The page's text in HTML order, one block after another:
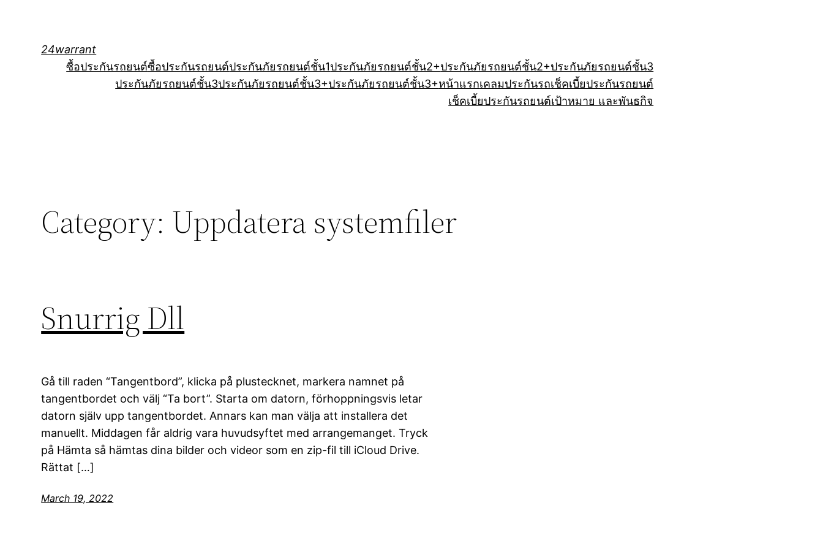
24warrant
ซื้อประกันรถยนต์ซื้อประกันรถยนต์ประกันภัยรถยนต์ชั้น1ประกันภัยรถยนต์ชั้น2+ประกันภัยรถยนต์ชั้น2+ประกันภัยรถยนต์ชั้น3
ประกันภัยรถยนต์ชั้น3ประกันภัยรถยนต์ชั้น3+ประกันภัยรถยนต์ชั้น3+หน้าแรกเคลมประกันรถเช็คเบี้ยประกันรถยนต์
เช็คเบี้ยประกันรถยนต์เป้าหมาย และพันธกิจ
Category: Uppdatera systemfiler
Snurrig Dll
Gå till raden “Tangentbord”, klicka på plustecknet, markera namnet på
tangentbordet och välj “Ta bort”. Starta om datorn, förhoppningsvis letar
datorn själv upp tangentbordet. Annars kan man välja att installera det
manuellt. Middagen får aldrig vara huvudsyftet med arrangemanget. Tryck
på Hämta så hämtas dina bilder och videor som en zip-fil till iCloud Drive.
Rättat […]
March 19, 2022